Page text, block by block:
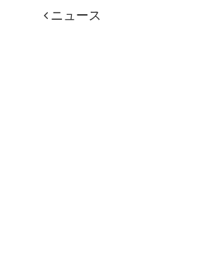
ニュース